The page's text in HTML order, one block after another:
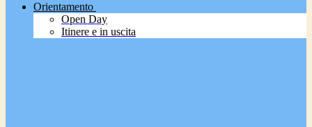
Orientamento
Open Day
Itinere e in uscita